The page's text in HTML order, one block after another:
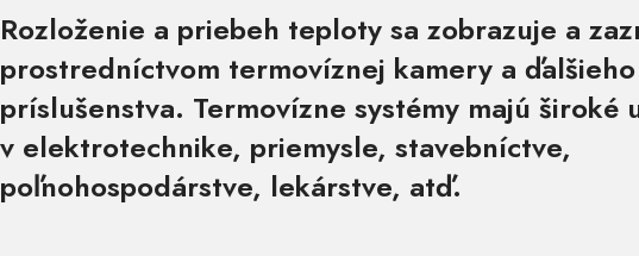
Rozloženie a priebeh teploty sa zobrazuje a
prostredníctvom termovíznej kamery a ďalšieho
príslušenstva. Termovízne systémy majú široké
v elektrotechnike, priemysle, stavebníctve,
poľnohospodárstve, lekárstve, atď.